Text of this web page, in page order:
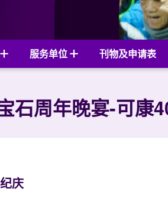
服务单位 刊物及申请表
石周年晚宴-可康
庆